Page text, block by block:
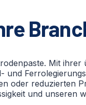
Mit ihrer
und
oder reduzierten
und unseren